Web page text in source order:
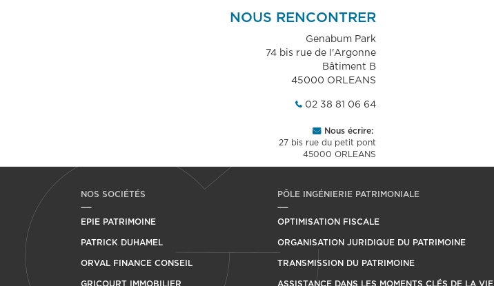
NOUS RENCONTRER
Genabum Park
74 bis rue de l'Argonne
​Bâtiment B
45000 ORLEANS
02 38 81 06 64
Nous écrire:
27 bis rue du petit pont
45000 ORLEANS
NOS SOCIÉTÉS
EPIE PATRIMOINE
PATRICK DUHAMEL
ORVAL FINANCE CONSEIL
GRICOURT IMMOBILIER
PÔLE INGÉNIERIE PATRIMONIALE
OPTIMISATION FISCALE
ORGANISATION JURIDIQUE DU PATRIMOINE
TRANSMISSION DU PATRIMOINE
ASSISTANCE DANS LES MOMENTS CLÉS DE LA VIE